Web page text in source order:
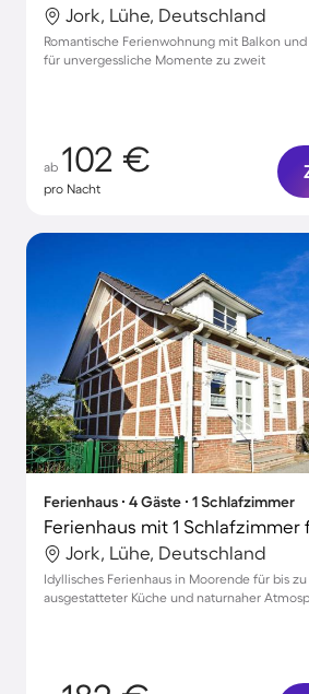
Jork, Lühe, Deutschland
Romantische Ferienwohnung mit Balkon
für unvergessliche Momente zu zweit
ab 102 €
pro Nacht
Ferienhaus ∙ 4 Gäste ∙ 1 Schlafzimmer
Ferienhaus mit 1 Schlafzimmer
Jork, Lühe, Deutschland
Idyllisches Ferienhaus in Moorende für bis
ausgestatteter Küche und naturnaher